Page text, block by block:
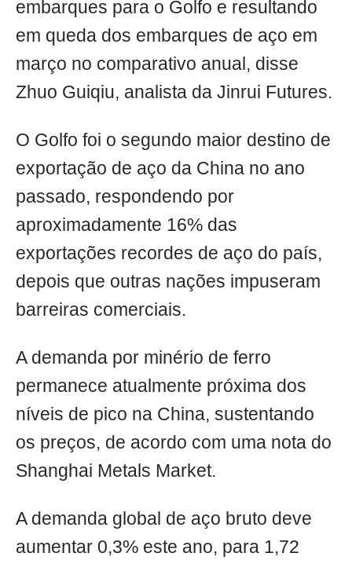
embarques para o Golfo e resultando
em queda dos embarques de aço em
março no comparativo anual, disse
Zhuo Guiqiu, analista da Jinrui Futures.
O Golfo foi o segundo maior destino de
exportação de aço da China no ano
passado, respondendo por
aproximadamente 16% das
exportações recordes de aço do país,
depois que outras nações impuseram
barreiras comerciais.
A demanda por minério de ferro
permanece atualmente próxima dos
níveis de pico na China, sustentando
os preços, de acordo com uma nota do
Shanghai Metals Market.
A demanda global de aço bruto deve
aumentar 0,3% este ano, para 1,72